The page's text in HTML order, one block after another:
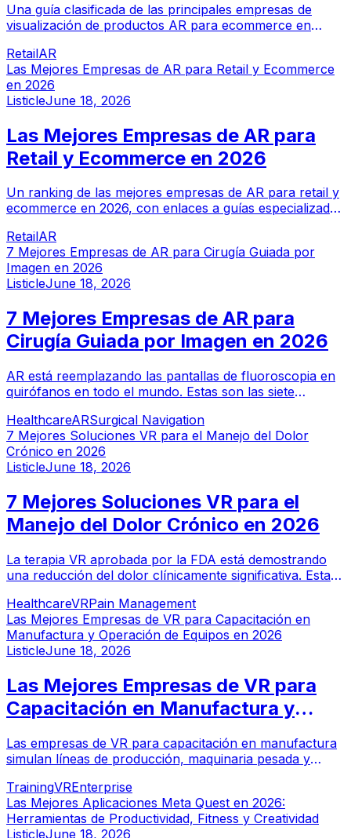
Una guía clasificada de las principales empresas de
visualización de productos AR para ecommerce en
visualización en espacio real.
RetailAR
Las Mejores Empresas de AR para Retail y Ecommerce
en 2026
ListicleJune 18, 2026
Las Mejores Empresas de AR para
Retail y Ecommerce en 2026
Un ranking de las mejores empresas de AR para retail y
ecommerce en 2026, con enlaces a guías especializadas
mobiliario y showrooms.
RetailAR
7 Mejores Empresas de AR para Cirugía Guiada por
Imagen en 2026
ListicleJune 18, 2026
7 Mejores Empresas de AR para
Cirugía Guiada por Imagen en 2026
AR está reemplazando las pantallas de fluoroscopia en
quirófanos en todo el mundo. Estas son las siete
realidad aumentada en 2026.
HealthcareARSurgical Navigation
7 Mejores Soluciones VR para el Manejo del Dolor
Crónico en 2026
ListicleJune 18, 2026
7 Mejores Soluciones VR para el
Manejo del Dolor Crónico en 2026
La terapia VR aprobada por la FDA está demostrando
una reducción del dolor clínicamente significativa. Estas
dolor crónico en 2026.
HealthcareVRPain Management
Las Mejores Empresas de VR para Capacitación en
Manufactura y Operación de Equipos en 2026
ListicleJune 18, 2026
Las Mejores Empresas de VR para
Capacitación en Manufactura y
Las empresas de VR para capacitación en manufactura
simulan líneas de producción, maquinaria pesada y
desarrollen habilidades sin tiempo de inactividad ni
riesgo. Esta guía cubre los principales proveedores de
capacitación en VR para manufactura y operación de
TrainingVREnterprise
Las Mejores Aplicaciones Meta Quest en 2026:
Herramientas de Productividad, Fitness y Creatividad
ListicleJune 18, 2026